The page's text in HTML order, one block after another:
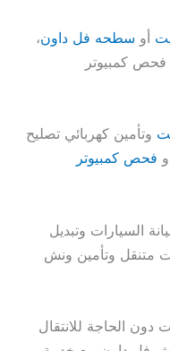
أو سطحه فل داون،
فحص كمبيوتر
وتأمين كهربائي تصليح
فحص كمبيوتر
السيارات وتبديل
متنقل وتأمين ونش
دون الحاجة للانتقال